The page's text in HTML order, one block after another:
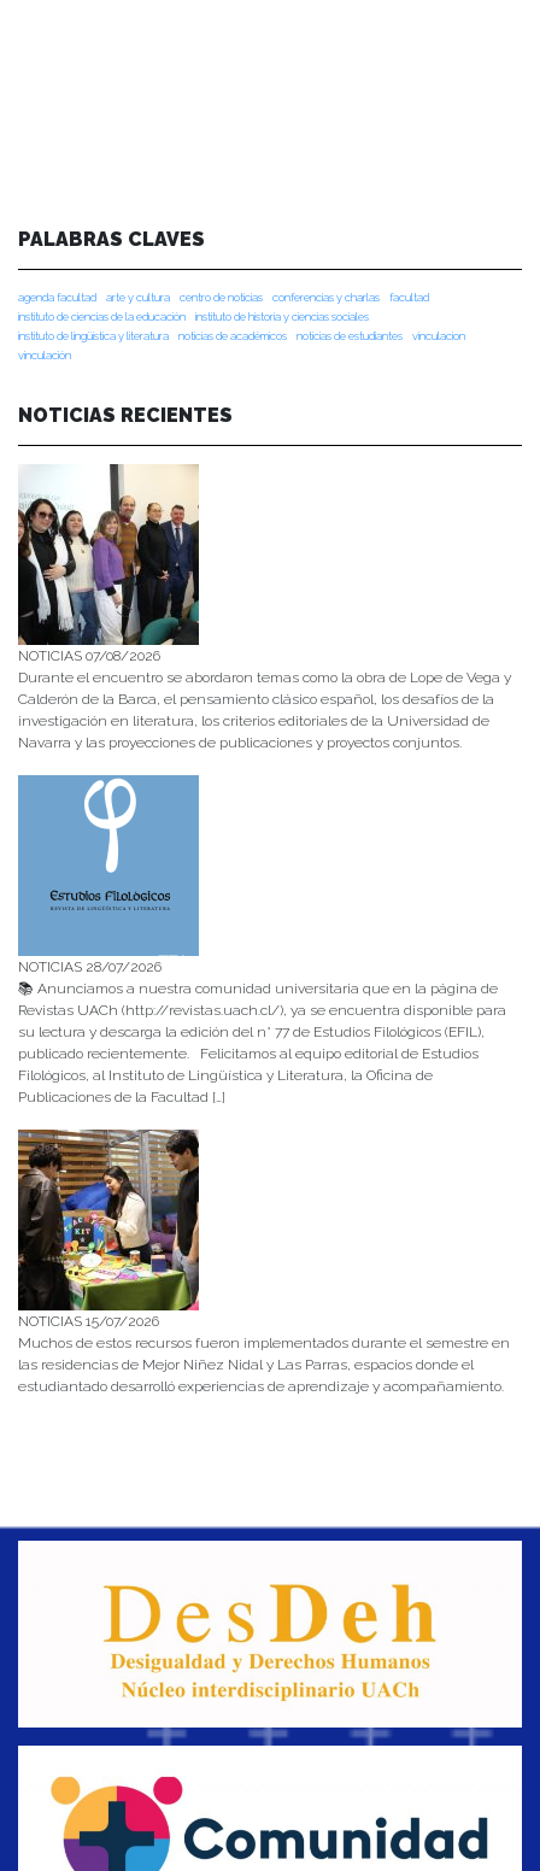
PALABRAS CLAVES
agenda facultad arte y cultura centro de noticias conferencias y charlas
facultad
instituto de ciencias de la educación
instituto de historia y ciencias sociales
instituto de lingüística y literatura
noticias de académicos noticias de estudiantes
vinculacion
vinculación
NOTICIAS RECIENTES
NOTICIAS 07/08/2026
Durante el encuentro se abordaron temas como la obra de Lope de Vega y
Calderón de la Barca, el pensamiento clásico español, los desafíos de la
investigación en literatura, los criterios editoriales de la Universidad de
Navarra y las proyecciones de publicaciones y proyectos conjuntos.
NOTICIAS 28/07/2026
📚 Anunciamos a nuestra comunidad universitaria que en la página de
Revistas UACh (http://revistas.uach.cl/), ya se encuentra disponible para
su lectura y descarga la edición del n° 77 de Estudios Filológicos (EFIL),
publicado recientemente. Felicitamos al equipo editorial de Estudios
Filológicos, al Instituto de Lingüística y Literatura, la Oficina de
Publicaciones de la Facultad […]
NOTICIAS 15/07/2026
Muchos de estos recursos fueron implementados durante el semestre en
las residencias de Mejor Niñez Nidal y Las Parras, espacios donde el
estudiantado desarrolló experiencias de aprendizaje y acompañamiento.